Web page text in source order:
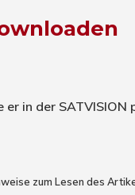
er in der
zum Lesen des